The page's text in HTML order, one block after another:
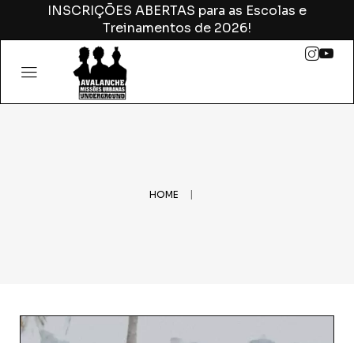
INSCRIÇÕES ABERTAS para as Escolas e
Treinamentos de 2026!
HOME |